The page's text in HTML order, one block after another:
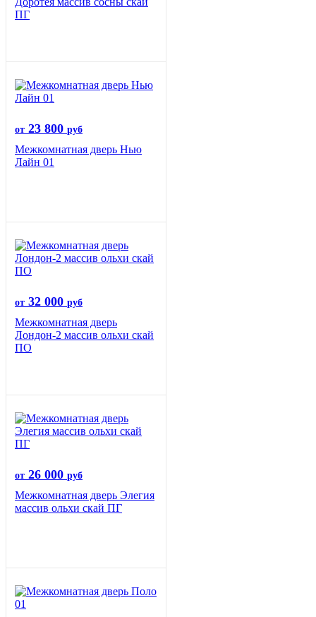
ПГ
от 23 800 руб
Межкомнатная дверь Нью
Лайн 01
от 32 000 руб
Межкомнатная дверь
Лондон-2 массив ольхи скай
ПО
от 26 000 руб
Межкомнатная дверь Элегия
массив ольхи скай ПГ